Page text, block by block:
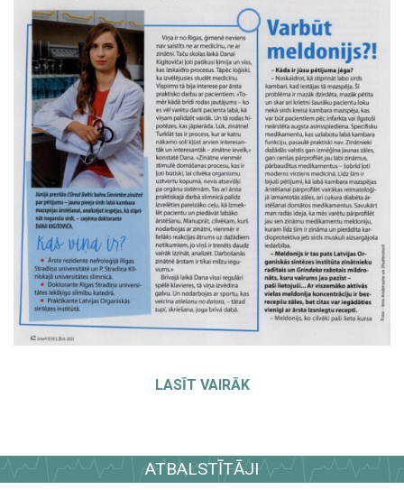
LASĪT VAIRĀK
ATBALSTĪTĀJI